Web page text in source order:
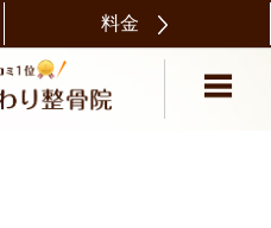
料金